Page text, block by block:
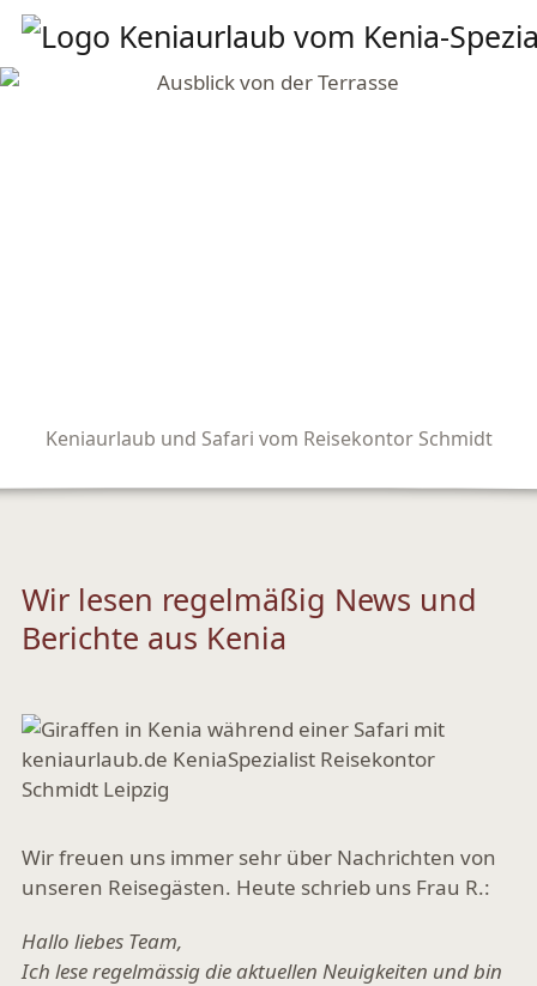
Keniaurlaub und Safari vom Reisekontor Schmidt
Wir lesen regelmäßig News und
Berichte aus Kenia
Wir freuen uns immer sehr über Nachrichten von
unseren Reisegästen. Heute schrieb uns Frau R.:
Hallo liebes Team,
Ich lese regelmässig die aktuellen Neuigkeiten und bin